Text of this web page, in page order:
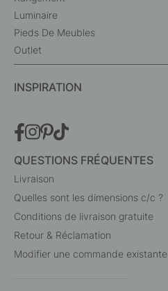
Luminaire
Pieds De Meubles
Outlet
INSPIRATION
QUESTIONS FRÉQUENTES
Livraison
Quelles sont les dimensions c/c ?
Conditions de livraison gratuite
Retour & Réclamation
Modifier une commande existante